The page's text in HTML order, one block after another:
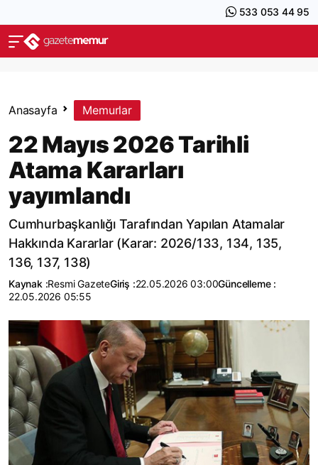
533 053 44 95
Anasayfa Memurlar
22 Mayıs 2026 Tarihli
Atama Kararları
yayımlandı
Cumhurbaşkanlığı Tarafından Yapılan Atamalar
Hakkında Kararlar (Karar: 2026/133, 134, 135,
136, 137, 138)
Kaynak :Resmi GazeteGiriş :22.05.2026 03:00Güncelleme :
22.05.2026 05:55